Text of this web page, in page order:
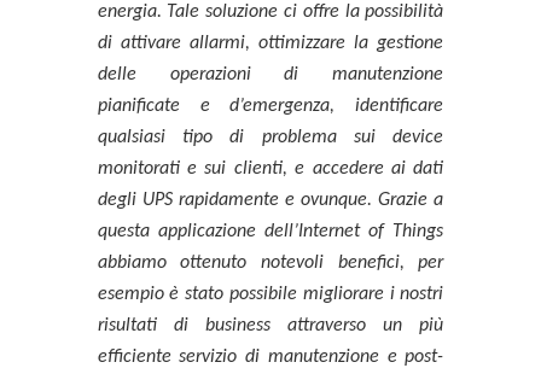
energia. Tale soluzione ci offre la possibilità
di attivare allarmi, ottimizzare la gestione
delle operazioni di manutenzione
pianificate e d’emergenza, identificare
qualsiasi tipo di problema sui device
monitorati e sui clienti, e accedere ai dati
degli UPS rapidamente e ovunque. Grazie a
questa applicazione dell’Internet of Things
abbiamo ottenuto notevoli benefici, per
esempio è stato possibile migliorare i nostri
risultati di business attraverso un più
efficiente servizio di manutenzione e post-